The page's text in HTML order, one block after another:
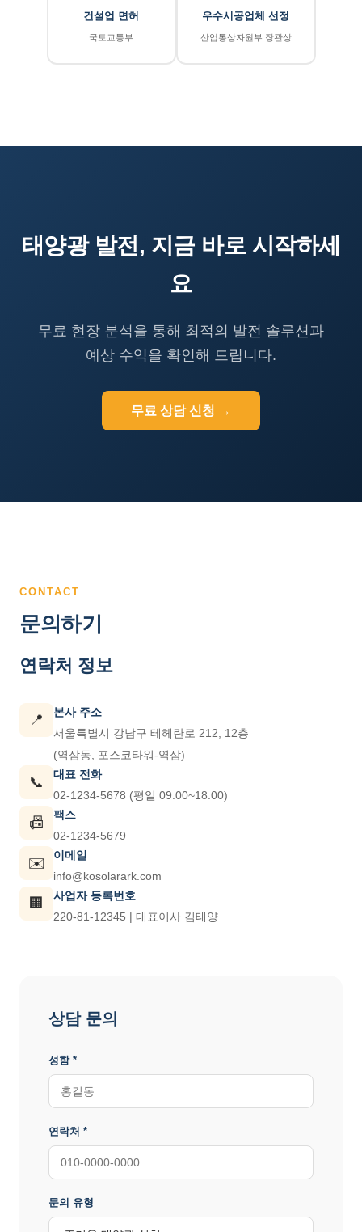
건설업 면허
국토교통부
우수시공업체 선정
산업통상자원부 장관상
태양광 발전, 지금 바로 시작하세
요
무료 현장 분석을 통해 최적의 발전 솔루션과
예상 수익을 확인해 드립니다.
무료 상담 신청 →
CONTACT
문의하기
연락처 정보
📍
본사 주소
서울특별시 강남구 테헤란로 212, 12층
(역삼동, 포스코타워-역삼)
📞
대표 전화
02-1234-5678 (평일 09:00~18:00)
📠
팩스
02-1234-5679
✉️
이메일
info@kosolarark.com
🏢
사업자 등록번호
220-81-12345 | 대표이사 김태양
상담 문의
성함 *
연락처 *
문의 유형